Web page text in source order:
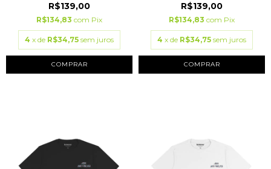
R$139,00
R$134,83 com Pix
4 x de R$34,75 sem juros
COMPRAR
R$139,00
R$134,83 com Pix
4 x de R$34,75 sem juros
COMPRAR